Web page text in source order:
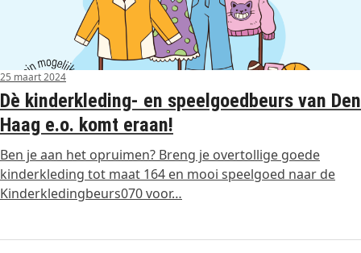
25 maart 2024
Dè kinderkleding- en speelgoedbeurs van Den
Haag e.o. komt eraan!
Ben je aan het opruimen? Breng je overtollige goede
kinderkleding tot maat 164 en mooi speelgoed naar de
Kinderkledingbeurs070 voor…